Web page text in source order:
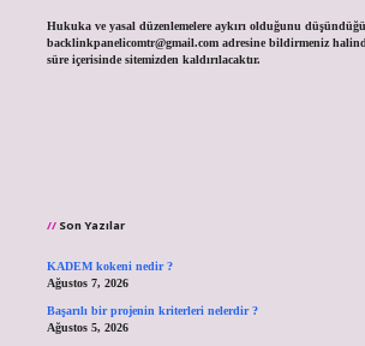
Hukuka ve yasal düzenlemelere aykırı olduğunu
backlinkpanelicomtr@gmail.comadresine bildirmeniz
süre içerisinde sitemizden kaldırılacaktır.
Son Yazılar
KADEM kokeni nedir ?
Ağustos 7, 2026
Başarılı bir projenin kriterleri nelerdir ?
Ağustos 5, 2026